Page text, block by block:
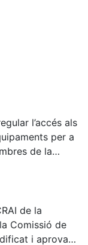
l’accés als
per a
de la
es concreta
el Servei
d’altres
de la
Comissió de
i aprovat